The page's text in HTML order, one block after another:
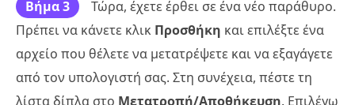
Βήμα 3
Τώρα, έχετε έρθει σε ένα νέο παράθυρο.
Πρέπει να κάνετε κλικ Προσθήκη και επιλέξτε ένα
αρχείο που θέλετε να μετατρέψετε και να εξαγάγετε
από τον υπολογιστή σας. Στη συνέχεια, πέστε τη
λίστα δίπλα στο Μετατροπή/Αποθήκευση. Επιλέγω